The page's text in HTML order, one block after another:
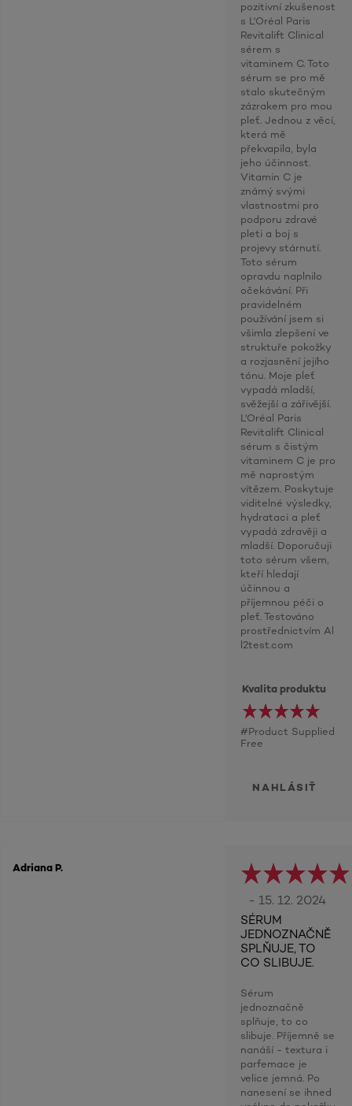
pozitivní zkušenost
s L'Oréal Paris
Revitalift Clinical
sérem s
vitaminem C. Toto
sérum se pro mě
stalo skutečným
zázrakem pro mou
pleť. Jednou z věcí,
která mě
překvapila, byla
jeho účinnost.
Vitamin C je
známý svými
vlastnostmi pro
podporu zdravé
pleti a boj s
projevy stárnutí.
Toto sérum
opravdu naplnilo
očekávání. Při
pravidelném
používání jsem si
všimla zlepšení ve
struktuře pokožky
a rozjasnění jejího
tónu. Moje pleť
vypadá mladší,
svěžejší a zářivější.
L'Oréal Paris
Revitalift Clinical
sérum s čistým
vitaminem C je pro
mě naprostým
vítězem. Poskytuje
viditelné výsledky,
hydrataci a pleť
vypadá zdravěji a
mladší. Doporučuji
toto sérum všem,
kteří hledají
účinnou a
příjemnou péči o
pleť. Testováno
prostřednictvím Al
l2test.com
Kvalita produktu
#Product Supplied
Free
NAHLÁSIŤ
Adriana P.
- 15. 12. 2024
SÉRUM
JEDNOZNAČNĚ
SPLŇUJE, TO
CO SLIBUJE.
Sérum
jednoznačně
splňuje, to co
slibuje. Příjemně se
nanáší - textura i
parfemace je
velice jemná. Po
nanesení se ihned